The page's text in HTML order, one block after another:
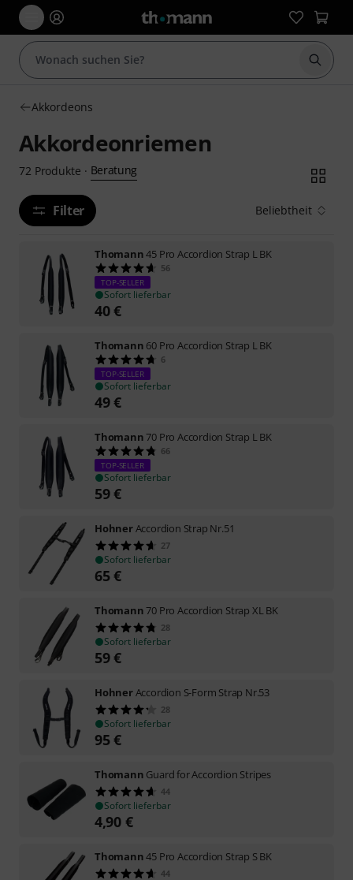
Suche
Akkordeons
Akkordeonriemen
72 Produkte · Beratung
Filter Beliebtheit
Thomann45 Pro Accordion Strap L BK
56
TOP-SELLER
Sofort lieferbar
40€
Thomann 60 Pro Accordion Strap L BK
6
TOP-SELLER
Sofort lieferbar
49€
Thomann70 Pro Accordion Strap L BK
66
TOP-SELLER
Sofort lieferbar
59€
HohnerAccordion Strap Nr.51
27
Sofort lieferbar
65€
Thomann70 Pro Accordion Strap XL BK
28
Sofort lieferbar
59€
HohnerAccordion S-Form Strap Nr.53
28
Sofort lieferbar
95€
Thomann Guard for Accordion Stripes
44
Sofort lieferbar
4,90 €
Thomann45 Pro Accordion Strap S BK
44